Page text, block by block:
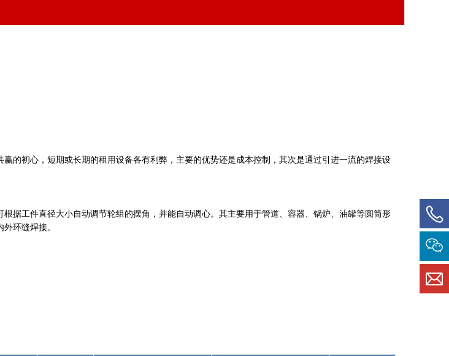
的初心，短期或长期的租用设备各有利弊，主要的优势还是成本控制，其次是通过引进一流的焊接设
据工件直径大小自动调节轮组的摆角，并能自动调心。其主要用于管道、容器、锅炉、油罐等圆筒形
环缝焊接。